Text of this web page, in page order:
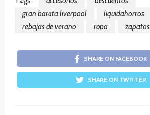
gran barata liverpool
liquidahorros
rebajas de verano
ropa zapatos
SHARE ON FACEBOOK
SHARE ON TWITTER